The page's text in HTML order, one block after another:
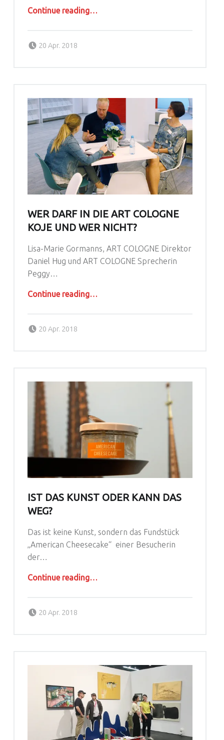
Continue reading“Kulturgutschutzgesetz – Lebensabend des deutschen Kunsthändlermarkts?”
…
20 Apr. 2018
WER DARF IN DIE ART COLOGNE
KOJE UND WER NICHT?
Lisa-Marie Gormanns, ART COLOGNE Direktor
Daniel Hug und ART COLOGNE Sprecherin
Peggy…
Continue reading“Wer darf in die ART COLOGNE Koje und wer nicht?”
…
20 Apr. 2018
IST DAS KUNST ODER KANN DAS
WEG?
Das ist keine Kunst, sondern das Fundstück
„American Cheesecake“ einer Besucherin
der…
Continue reading“Ist das Kunst oder kann das weg?”
…
20 Apr. 2018